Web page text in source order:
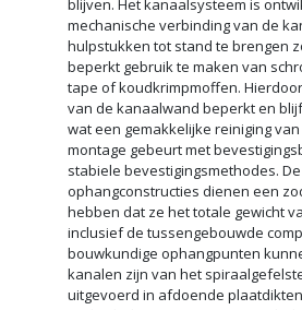
blijven. Het kanaalsysteem is
mechanische verbinding van de
hulpstukken tot stand te brengen
beperkt gebruik te maken van
tape of koudkrimpmoffen.
van de kanaalwand beperkt en
wat een gemakkelijke reiniging
montage gebeurt met
stabiele bevestigingsmethodes.
ophangconstructies dienen een
hebben dat ze het totale gewicht
inclusief de tussengebouwde
bouwkundige ophangpunten
kanalen zijn van het
uitgevoerd in afdoende